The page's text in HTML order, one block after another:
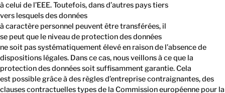
à celui de l’EEE. Toutefois, dans d’autres pays tiers
vers lesquels des données
à caractère personnel peuvent être transférées, il
se peut que le niveau de protection des données
ne soit pas systématiquement élevé en raison de l’absence de
dispositions légales. Dans ce cas, nous veillons à ce que la
protection des données soit suffisamment garantie. Cela
est possible grâce à des règles d’entreprise contraignantes, des
clauses contractuelles types de la Commission européenne pour la